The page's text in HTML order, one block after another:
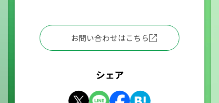
お問い合わせはこちら
シェア